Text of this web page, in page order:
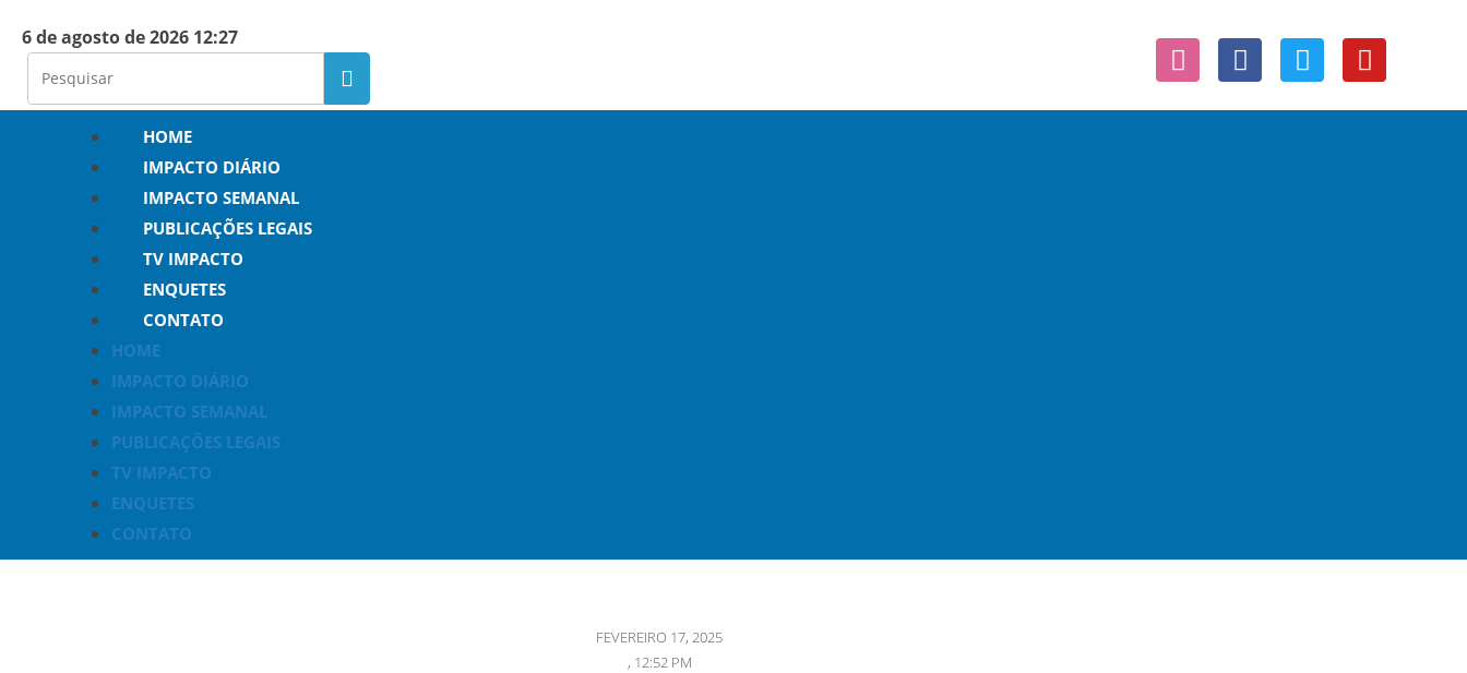
6 de agosto de 2026 12:27
HOME
IMPACTO DIÁRIO
IMPACTO SEMANAL
PUBLICAÇÕES LEGAIS
TV IMPACTO
ENQUETES
CONTATO
HOME
IMPACTO DIÁRIO
IMPACTO SEMANAL
PUBLICAÇÕES LEGAIS
TV IMPACTO
ENQUETES
CONTATO
FEVEREIRO 17, 2025
, 12:52 PM